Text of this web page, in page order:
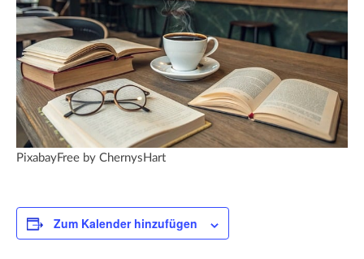
PixabayFree by ChernysHart
Zum Kalender hinzufügen